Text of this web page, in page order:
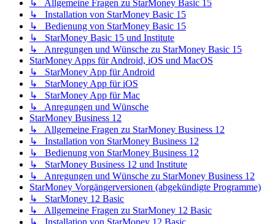
↳ Allgemeine Fragen zu StarMoney Basic 15
↳ Installation von StarMoney Basic 15
↳ Bedienung von StarMoney Basic 15
↳ StarMoney Basic 15 und Institute
↳ Anregungen und Wünsche zu StarMoney Basic 15
StarMoney Apps für Android, iOS und MacOS
↳ StarMoney App für Android
↳ StarMoney App für iOS
↳ StarMoney App für Mac
↳ Anregungen und Wünsche
StarMoney Business 12
↳ Allgemeine Fragen zu StarMoney Business 12
↳ Installation von StarMoney Business 12
↳ Bedienung von StarMoney Business 12
↳ StarMoney Business 12 und Institute
↳ Anregungen und Wünsche zu StarMoney Business 12
StarMoney Vorgängerversionen (abgekündigte Programme)
↳ StarMoney 12 Basic
↳ Allgemeine Fragen zu StarMoney 12 Basic